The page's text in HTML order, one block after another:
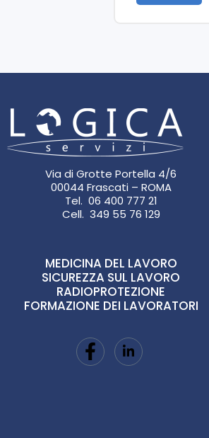
Via di Grotte Portella 4/6
00044 Frascati – ROMA
Tel. 06 400 777 21
Cell. 349 55 76 129
MEDICINA DEL LAVORO
SICUREZZA SUL LAVORO
RADIOPROTEZIONE
FORMAZIONE DEI LAVORATORI